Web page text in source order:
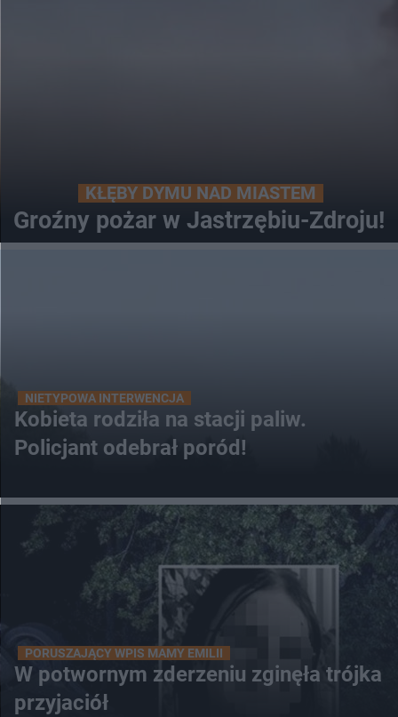
KŁĘBY DYMU NAD MIASTEM
Groźny pożar w Jastrzębiu-Zdroju!
NIETYPOWA INTERWENCJA
Kobieta rodziła na stacji paliw.
Policjant odebrał poród!
PORUSZAJĄCY WPIS MAMY EMILII
W potwornym zderzeniu zginęła trójka
przyjaciół